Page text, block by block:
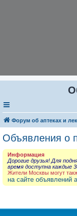
Форум об аптеках и
Объявления о
Информация
Дорогие друзья! Для
время доступна каждые
Жители Москвы могут
на сайте объявлений